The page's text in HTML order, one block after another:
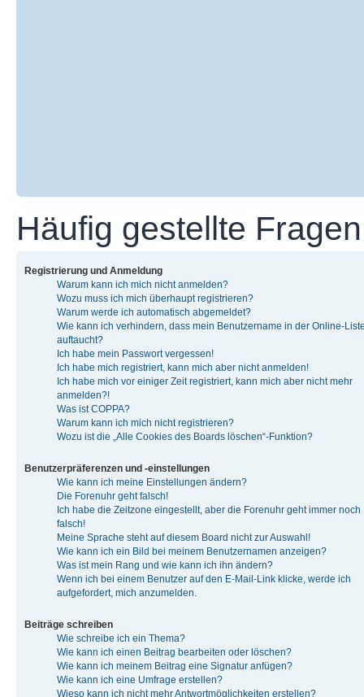
Häufig gestellte Fragen
Registrierung und Anmeldung
Warum kann ich mich nicht anmelden?
Wozu muss ich mich überhaupt registrieren?
Warum werde ich automatisch abgemeldet?
Wie kann ich verhindern, dass mein Benutzername in der Online-
auftaucht?
Ich habe mein Passwort vergessen!
Ich habe mich registriert, kann mich aber nicht anmelden!
Ich habe mich vor einiger Zeit registriert, kann mich aber nicht mehr
anmelden?!
Was ist COPPA?
Warum kann ich mich nicht registrieren?
Wozu ist die „Alle Cookies des Boards löschen“-Funktion?
Benutzerpräferenzen und -einstellungen
Wie kann ich meine Einstellungen ändern?
Die Forenuhr geht falsch!
Ich habe die Zeitzone eingestellt, aber die Forenuhr geht immer noch
falsch!
Meine Sprache steht auf diesem Board nicht zur Auswahl!
Wie kann ich ein Bild bei meinem Benutzernamen anzeigen?
Was ist mein Rang und wie kann ich ihn ändern?
Wenn ich bei einem Benutzer auf den E-Mail-Link klicke, werde ich
aufgefordert, mich anzumelden.
Beiträge schreiben
Wie schreibe ich ein Thema?
Wie kann ich einen Beitrag bearbeiten oder löschen?
Wie kann ich meinem Beitrag eine Signatur anfügen?
Wie kann ich eine Umfrage erstellen?
Wieso kann ich nicht mehr Antwortmöglichkeiten erstellen?